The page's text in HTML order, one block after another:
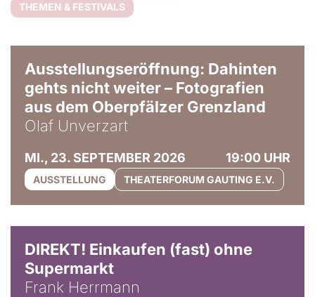
THEMEN & FESTIVALS
Ausstellungseröffnung: Dahinten
gehts nicht weiter – Fotografien
aus dem Oberpfälzer Grenzland
Olaf Unverzart
MI., 23. SEPTEMBER 2026 19:00 UHR
AUSSTELLUNG THEATERFORUM GAUTING E.V.
DIREKT! Einkaufen (fast) ohne
Supermarkt
Frank Herrmann